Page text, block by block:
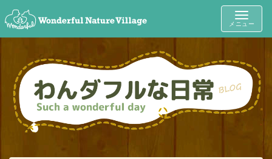
Toggle
メニュー